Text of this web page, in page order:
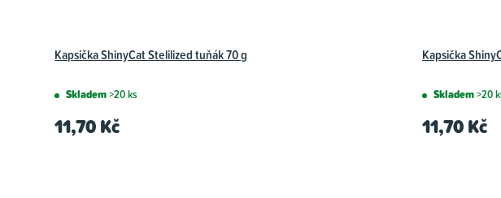
Kapsička ShinyCat Stelilized tuňák 70 g
Skladem>20 ks
11,70 Kč
Kapsička
Skladem>20
11,70 Kč